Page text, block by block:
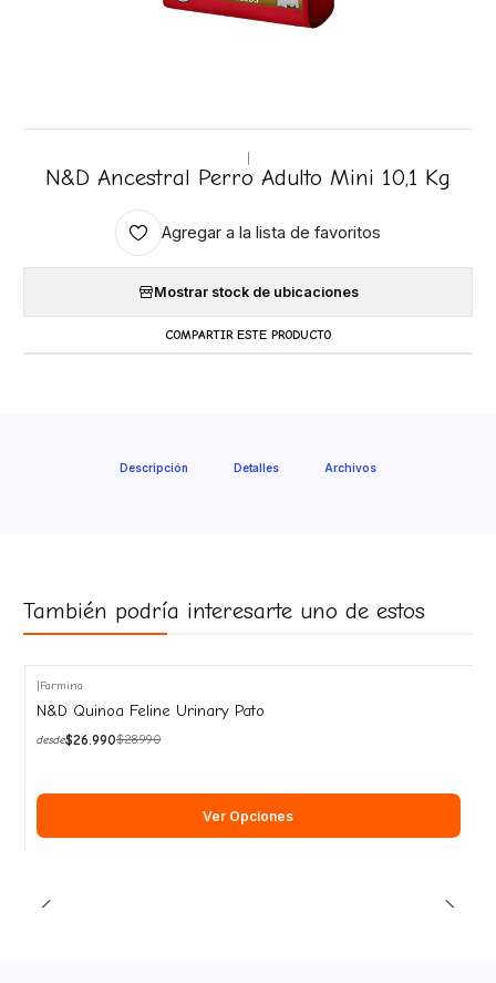
N&D Ancestral Perro Adulto Mini 10,1 Kg
Agregar a la lista de favoritos
Mostrar stock de ubicaciones
COMPARTIR ESTE PRODUCTO
Descripción Detalles Archivos
También podría interesarte uno de estos
-7%
OFF
Farmina
N&D Quinoa Feline Urinary Pato
desde$26.990$28.990
Ver Opciones